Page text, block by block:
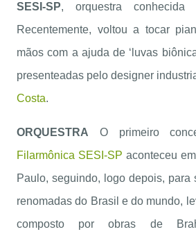
SESI-SP, orquestra conhecida
Recentemente, voltou a tocar
mãos com a ajuda de ‘luvas
presenteadas pelo designer
Costa.
ORQUESTRA O primeiro
Filarmônica SESI-SP aconteceu
Paulo, seguindo, logo depois, para
renomadas do Brasil e do mundo,
composto por obras de